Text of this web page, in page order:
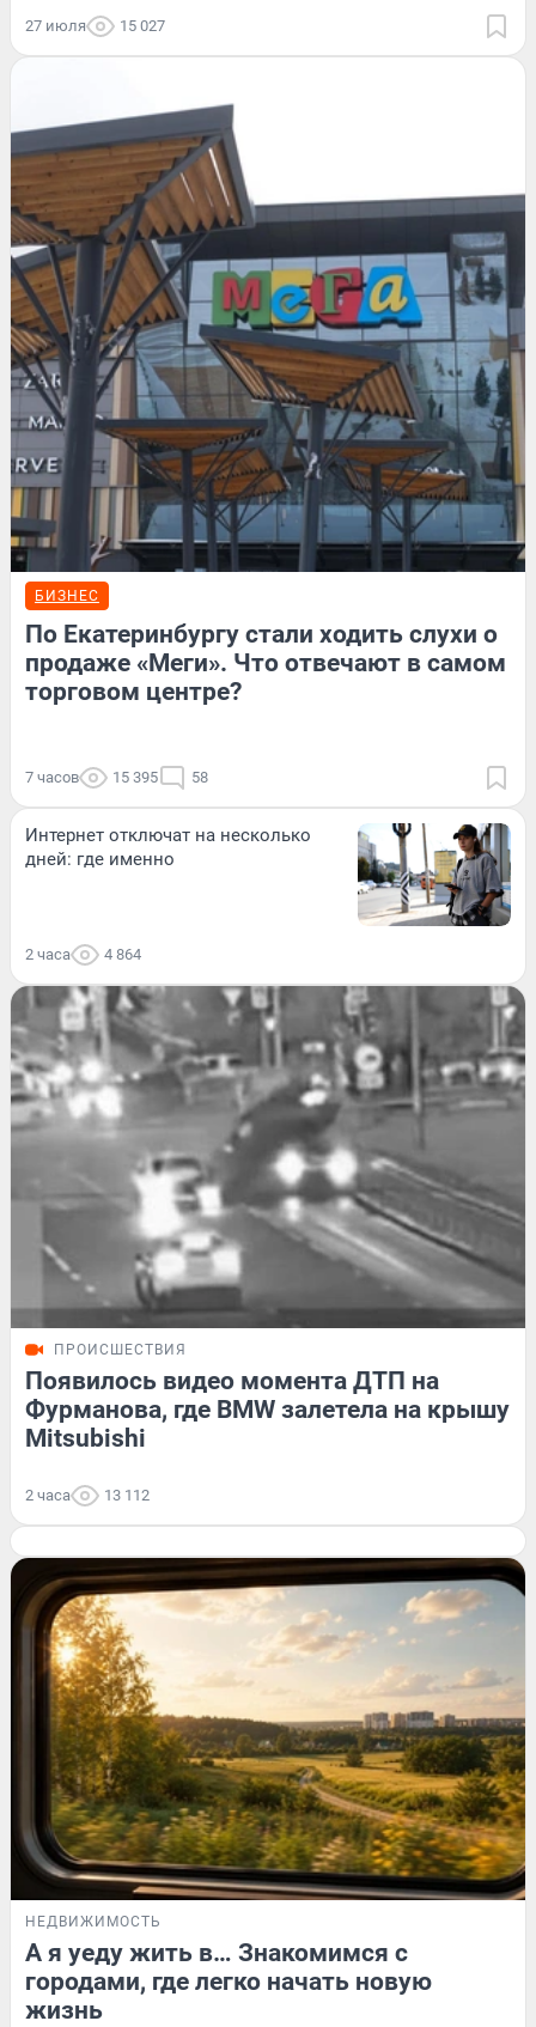
27 июля 15 027
БИЗНЕС
По Екатеринбургу стали ходить слухи о
продаже «Меги». Что отвечают в самом
торговом центре?
7 часов 15 395 58
Интернет отключат на несколько
дней: где именно
2 часа 4 864
ПРОИСШЕСТВИЯ
Появилось видео момента ДТП на
Фурманова, где BMW залетела на крышу
Mitsubishi
2 часа 13 112
НЕДВИЖИМОСТЬ
А я уеду жить в… Знакомимся с
городами, где легко начать новую
жизнь